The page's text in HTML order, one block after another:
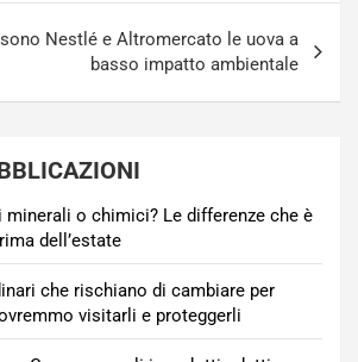
Nestlé e Altromercato le uova a
basso impatto ambientale
o chimici? Le differenze che è
dell’estate
che rischiano di cambiare per
visitarli e proteggerli